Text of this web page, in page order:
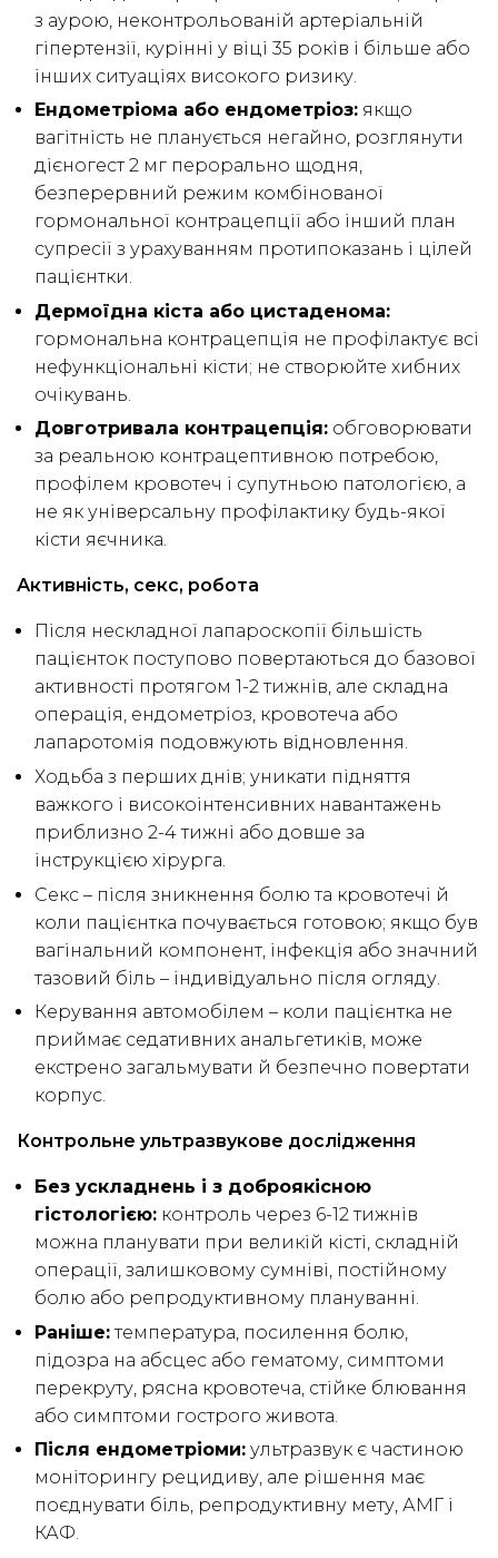
з аурою, неконтрольованій артеріальній
гіпертензії, курінні у віці 35 років і більше або
інших ситуаціях високого ризику.
Ендометріома або ендометріоз: якщо
вагітність не планується негайно, розглянути
дієногест 2 мг перорально щодня,
безперервний режим комбінованої
гормональної контрацепції або інший план
супресії з урахуванням протипоказань і цілей
пацієнтки.
Дермоїдна кіста або цистаденома:
гормональна контрацепція не профілактує всі
нефункціональні кісти; не створюйте хибних
очікувань.
Довготривала контрацепція: обговорювати
за реальною контрацептивною потребою,
профілем кровотеч і супутньою патологією, а
не як універсальну профілактику будь-якої
кісти яєчника.
Активність, секс, робота
Після нескладної лапароскопії більшість
пацієнток поступово повертаються до базової
активності протягом 1-2 тижнів, але складна
операція, ендометріоз, кровотеча або
лапаротомія подовжують відновлення.
Ходьба з перших днів; уникати підняття
важкого і високоінтенсивних навантажень
приблизно 2-4 тижні або довше за
інструкцією хірурга.
Секс – після зникнення болю та кровотечі й
коли пацієнтка почувається готовою; якщо був
вагінальний компонент, інфекція або значний
тазовий біль – індивідуально після огляду.
Керування автомобілем – коли пацієнтка не
приймає седативних анальгетиків, може
екстрено загальмувати й безпечно повертати
корпус.
Контрольне ультразвукове дослідження
Без ускладнень і з доброякісною
гістологією: контроль через 6-12 тижнів
можна планувати при великій кісті, складній
операції, залишковому сумніві, постійному
болю або репродуктивному плануванні.
Раніше:температура, посилення болю,
підозра на абсцес або гематому, симптоми
перекруту, рясна кровотеча, стійке блювання
або симптоми гострого живота.
Після ендометріоми: ультразвук є частиною
моніторингу рецидиву, але рішення має
поєднувати біль, репродуктивну мету, АМГ і
КАФ.